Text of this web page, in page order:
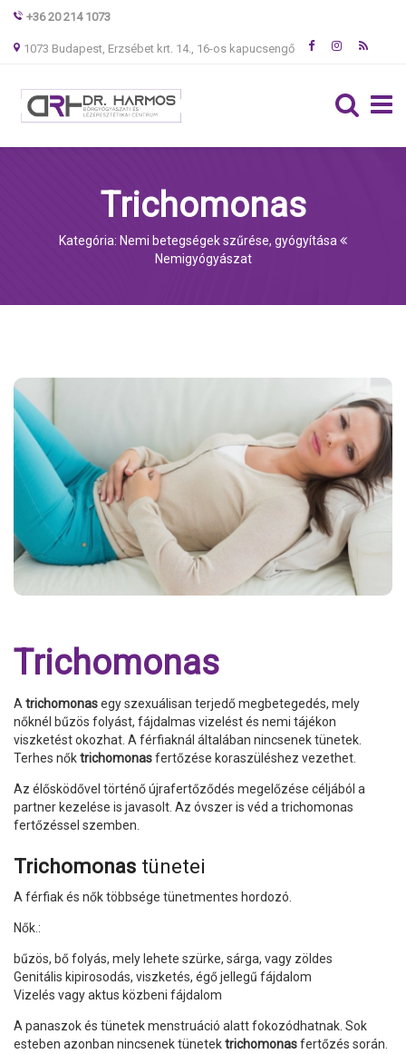
+36 20 214 1073
1073 Budapest, Erzsébet krt. 14., 16-os kapucsengő
Trichomonas
Kategória: Nemi betegségek szűrése, gyógyítása
Nemigyógyászat
Trichomonas
A trichomonasegy szexuálisan terjedő megbetegedés, mely
nőknél bűzös folyást, fájdalmas vizelést és nemi tájékon
viszketést okozhat. A férfiaknál általában nincsenek tünetek.
Terhes nőktrichomonasfertőzése koraszüléshez vezethet.
Az élősködővel történő újrafertőződés megelőzése céljából a
partner kezelése is javasolt. Az óvszer is véd a trichomonas
fertőzéssel szemben.
Trichomonas tünetei
A férfiak és nők többsége tünetmentes hordozó.
Nők.:
bűzös, bő folyás, mely lehete szürke, sárga, vagy zöldes
Genitális kipirosodás, viszketés, égő jellegű fájdalom
Vizelés vagy aktus közbeni fájdalom
A panaszok és tünetek menstruáció alatt fokozódhatnak. Sok
esteben azonban nincsenek tünetektrichomonasfertőzés során.